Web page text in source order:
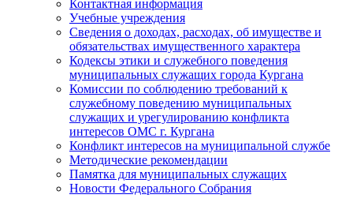
Контактная информация
Учебные учреждения
Сведения о доходах, расходах, об имуществе и
обязательствах имущественного характера
Кодексы этики и служебного поведения
муниципальных служащих города Кургана
Комиссии по соблюдению требований к
служебному поведению муниципальных
служащих и урегулированию конфликта
интересов ОМС г. Кургана
Конфликт интересов на муниципальной службе
Методические рекомендации
Памятка для муниципальных служащих
Новости Федерального Cобрания